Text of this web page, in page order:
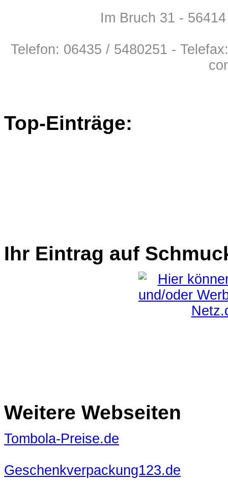
Im Bruch 31 -
Telefon: 06435 / 5480251 -
Top-Einträge:
Ihr Eintrag auf
Weitere Webseiten
Tombola-Preise.de
Geschenkverpackung123.de